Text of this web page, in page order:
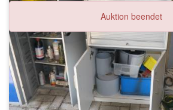
Auktion beendet